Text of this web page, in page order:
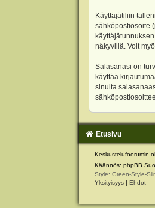
Käyttäjätiliin
sähköpostiosoite
näkyvillä. Voit
Salasanasi on
käyttää
sinulta
Etusivu
Keskustelufoorumin
Käännös: phpBB
Style: Green-Style-
Yksityisyys | Ehdot